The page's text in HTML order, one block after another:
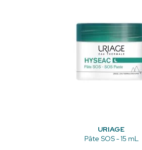
URIAGE
Pâte SOS - 15 mL